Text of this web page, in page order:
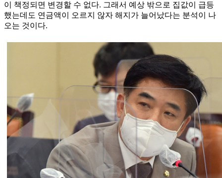
이 책정되면 변경할 수 없다. 그래서 예상 밖으로 집값이 급등
했는데도 연금액이 오르지 않자 해지가 늘어났다는 분석이 나
오는 것이다.